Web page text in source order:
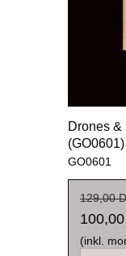
Drones
(GO0601)
GO0601
129,00
(inkl.